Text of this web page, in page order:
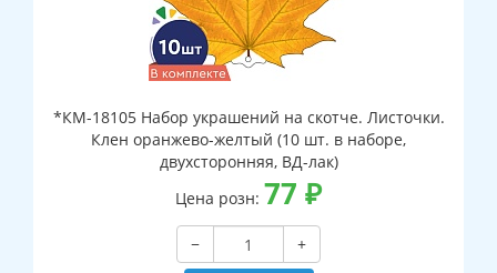
*КМ-18105 Набор украшений на скотче. Листочки.
Клен оранжево-желтый (10 шт. в наборе,
двухсторонняя, ВД-лак)
Цена розн: 77 ₽
−
+